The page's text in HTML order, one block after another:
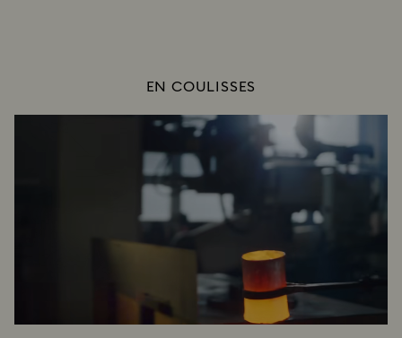
EN COULISSES